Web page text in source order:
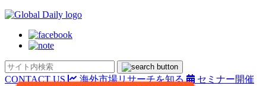
CONTACT US 海外市場リサーチを知る
セミナー開催